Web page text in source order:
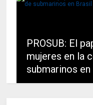
PROSUB: El
mujeres en la
submarinos